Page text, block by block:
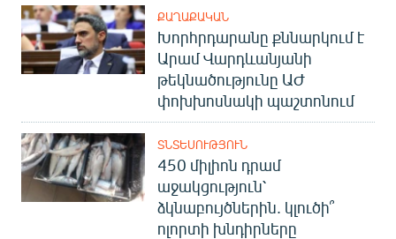
ՔԱՂԱՔԱԿԱՆ
Խորհրդարանը քննարկում է
Արամ Վարդևանյանի
թեկնածությունը ԱԺ
փոխխոսնակի պաշտոնում
ՏՆՏԵՍՈՒԹՅՈՒՆ
450 միլիոն դրամ
աջակցություն՝
ձկնաբույծներին. կլուծի՞
ոլորտի խնդիրները